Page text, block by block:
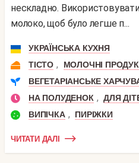
нескладно.
молоко, щоб було легше п...
УКРАЇНСЬКА КУХНЯ
ТІСТО , МОЛОЧНІ
ВЕГЕТАРІАНСЬКЕ
НА ПОЛУДЕНОК , ДЛЯ
ВИПІЧКА , ПИРІЖКИ
ЧИТАТИ ДАЛІ